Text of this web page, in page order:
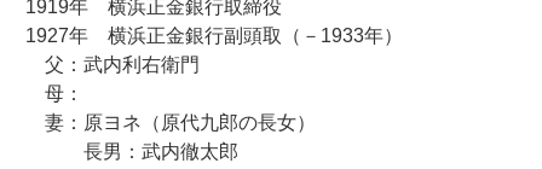
1919年 横浜正金銀行取締役
1927年 横浜正金銀行副頭取（－1933年）
父：武内利右衛門
母：
妻：原ヨネ（原代九郎の長女）
長男：武内徹太郎